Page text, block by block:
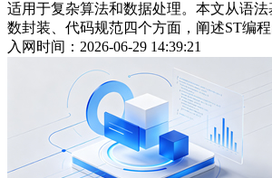
适用于复杂算法和数据处理。本文从语
数封装、代码规范四个方面，阐述ST编程
入网时间：2026-06-29 14:39:21